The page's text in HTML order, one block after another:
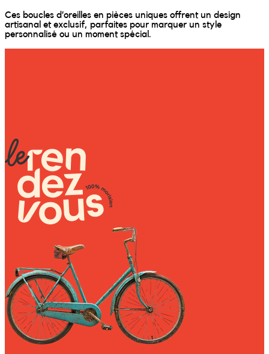
Ces boucles d’oreilles en pièces uniques offrent un design
artisanal et exclusif, parfaites pour marquer un style
personnalisé ou un moment spécial.
Wally Plush Toys
Zimaz Kreol